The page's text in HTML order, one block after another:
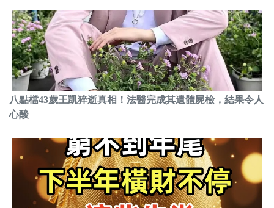
八點檔43歲王凱猝逝真相！法醫完成其遺體屍檢，結果令人
心酸